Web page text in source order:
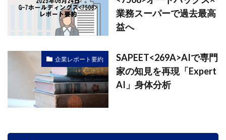
業務スーパーで過去最高
益へ
企業レポート要約
SAPEET<269A>AIで専門
家の知見を再現「Expert
AI」身体分析